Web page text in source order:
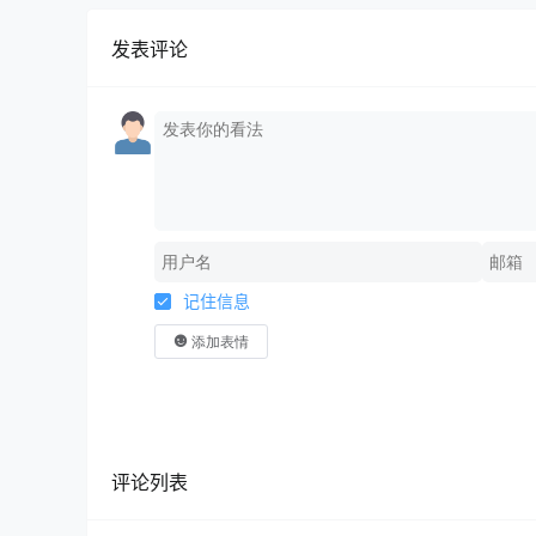
发表评论
记住信息
添加表情
评论列表